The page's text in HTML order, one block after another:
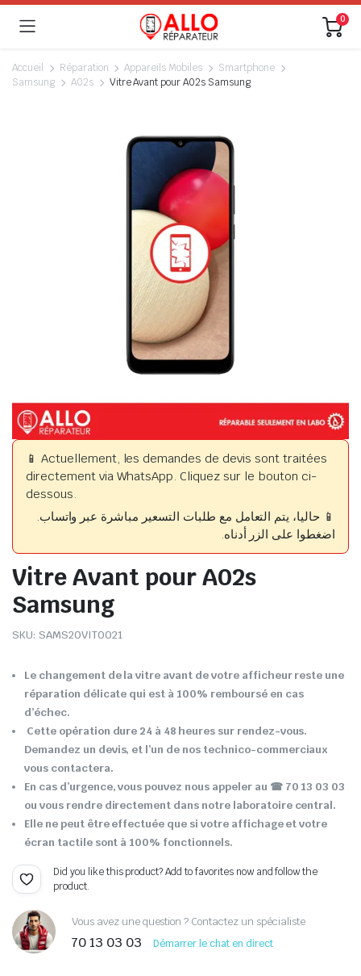
0
Accueil Réparation Appareils Mobiles
Smartphone
Samsung
A02s Vitre Avant pour A02s Samsung
📱 Actuellement, les demandes de devis sont traitées
directement via WhatsApp. Cliquez sur le bouton ci-
dessous.
📱 حاليا، يتم التعامل مع طلبات التسعير مباشرة عبر واتساب.
اضغطوا على الزر أدناه.
Vitre Avant pour A02s
Samsung
SKU: SAMS20VIT0021
Le changement de la vitre avant de votre afficheur reste une
réparation délicate qui est à 100% remboursé en cas
d’échec.
Cette opération dure 24 à 48 heures sur rendez-vous.
Demandez un devis, et l’un de nos technico-commerciaux
vous contactera.
En cas d’urgence, vous pouvez nous appeler au ☎ 70 13 03 03
ou vous rendre directement dans notre laboratoire central.
Elle ne peut être effectuée que si votre affichage et votre
écran tactile sont à 100% fonctionnels.
Did you like this product? Add to favorites now and follow the
product.
Vous avez une question ? Contactez un spécialiste
70 13 03 03 Démarrer le chat en direct